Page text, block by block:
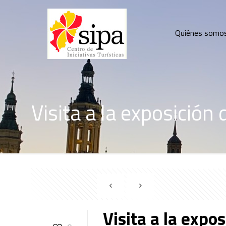
Quiénes
Visita a la exposición
Visita a la